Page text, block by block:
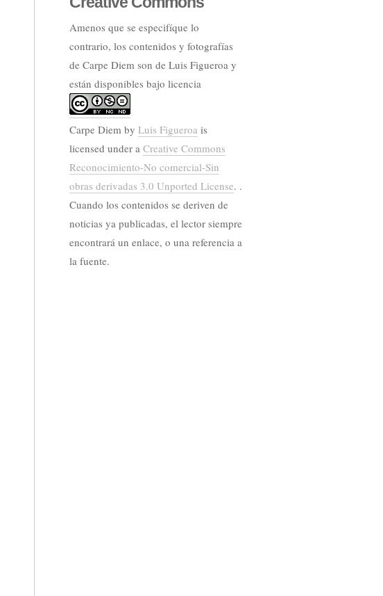
Amenos que se especifíque lo
contrario, los contenidos y fotografías
de Carpe Diem son de Luis Figueroa y
están disponibles bajo licencia
Carpe Diem by Luis Figueroa is
licensed under a Creative Commons
Reconocimiento-No comercial-Sin
obras derivadas 3.0 Unported License. .
Cuando los contenidos se deriven de
noticias ya publicadas, el lector siempre
encontrará un enlace, o una referencia a
la fuente.